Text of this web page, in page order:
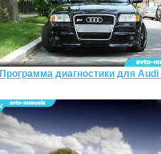
Программа диагностики для Audi